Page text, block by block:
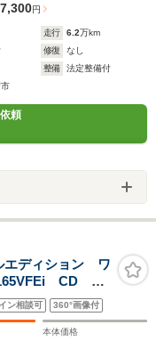
円
走行 6.2万km
修復
なし
整備
法定整備付
頼
エディション ワ
CD
ハーフレザー
ロール フロア
ン相談可 360°画像付
本体価格